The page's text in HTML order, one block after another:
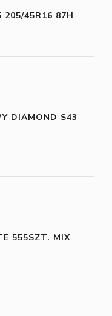
205/45R16 87H
DIAMOND S43
555SZT. MIX